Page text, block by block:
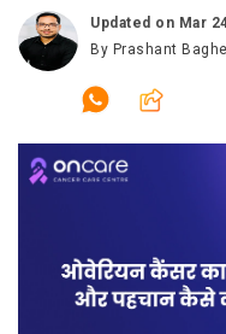
Updated on Mar
By Prashant Baghel